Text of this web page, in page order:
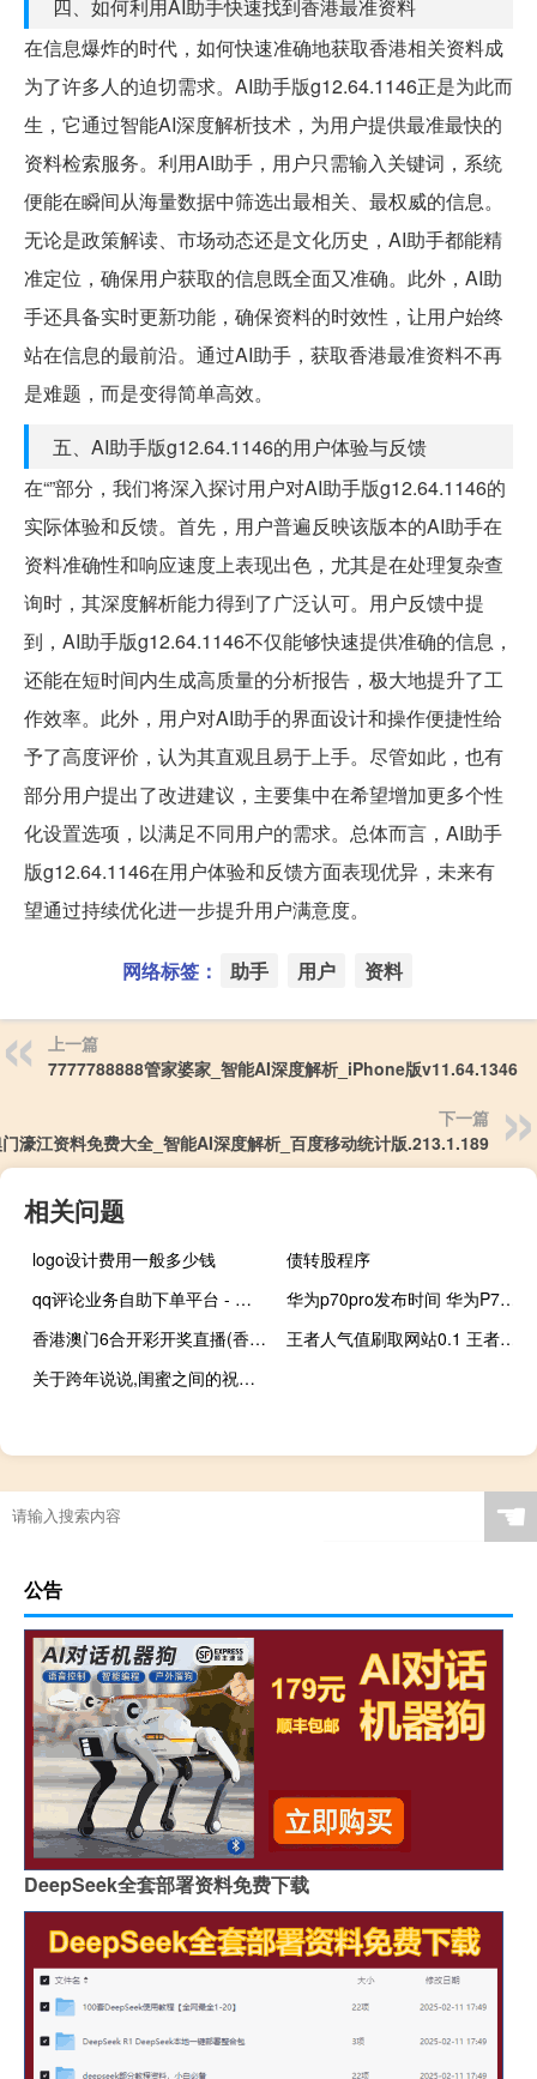
四、如何利用AI助手快速找到香港最准资料
在信息爆炸的时代，如何快速准确地获取香港相关资料成
为了许多人的迫切需求。AI助手版g12.64.1146正是为此而
生，它通过智能AI深度解析技术，为用户提供最准最快的
资料检索服务。利用AI助手，用户只需输入关键词，系统
便能在瞬间从海量数据中筛选出最相关、最权威的信息。
无论是政策解读、市场动态还是文化历史，AI助手都能精
准定位，确保用户获取的信息既全面又准确。此外，AI助
手还具备实时更新功能，确保资料的时效性，让用户始终
站在信息的最前沿。通过AI助手，获取香港最准资料不再
是难题，而是变得简单高效。
五、AI助手版g12.64.1146的用户体验与反馈
在“”部分，我们将深入探讨用户对AI助手版g12.64.1146的
实际体验和反馈。首先，用户普遍反映该版本的AI助手在
资料准确性和响应速度上表现出色，尤其是在处理复杂查
询时，其深度解析能力得到了广泛认可。用户反馈中提
到，AI助手版g12.64.1146不仅能够快速提供准确的信息，
还能在短时间内生成高质量的分析报告，极大地提升了工
作效率。此外，用户对AI助手的界面设计和操作便捷性给
予了高度评价，认为其直观且易于上手。尽管如此，也有
部分用户提出了改进建议，主要集中在希望增加更多个性
化设置选项，以满足不同用户的需求。总体而言，AI助手
版g12.64.1146在用户体验和反馈方面表现优异，未来有
望通过持续优化进一步提升用户满意度。
网络标签： 助手 用户 资料
上一篇
7777788888管家婆家_智能AI深度解析_iPhone版v11.64.1346
下一篇
濠江资料免费大全_智能AI深度解析_百度移动统计版.213.1.189
相关问题
logo设计费用一般多少钱
债转股程序
qq评论业务自助下单平台 - 一半助力是什么意思啊
华为p70pro发布时间 华为P70上市时间与价格
香港澳门6合开彩开奖直播(香港特码)--作答解释落实的民间信仰--手机版542.862
王者人气值刷取网站0.1 王者荣耀皮肤刷取网站(刷王者荣耀人气值网址)
关于跨年说说,闺蜜之间的祝福语 跨年对闺蜜说的一段话
☚
公告
DeepSeek全套部署资料免费下载